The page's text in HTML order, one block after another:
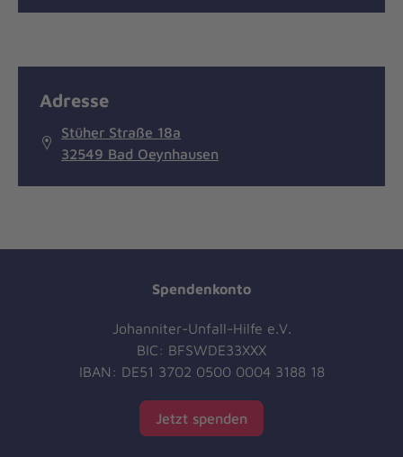
Adresse
Stüher Straße 18a
32549 Bad Oeynhausen
Spendenkonto
Johanniter-Unfall-Hilfe e.V.
BIC: BFSWDE33XXX
IBAN: DE51 3702 0500 0004 3188 18
Jetzt spenden